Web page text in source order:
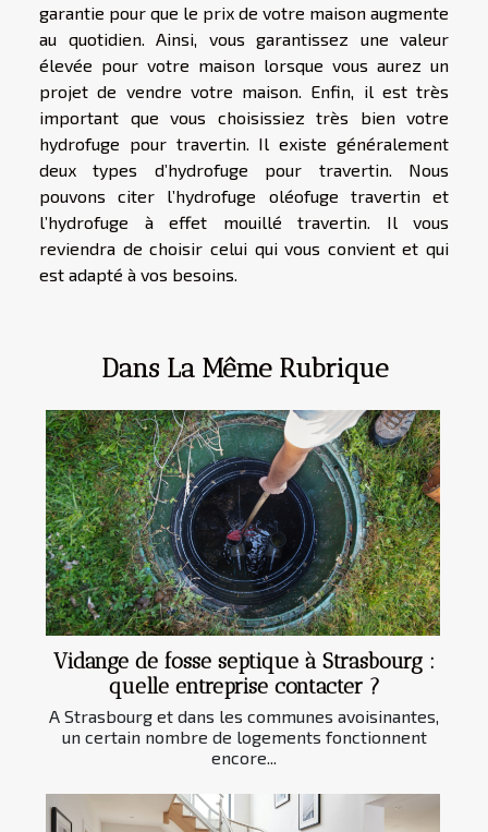
garantie pour que le prix de votre maison augmente
au quotidien. Ainsi, vous garantissez une valeur
élevée pour votre maison lorsque vous aurez un
projet de vendre votre maison. Enfin, il est très
important que vous choisissiez très bien votre
hydrofuge pour travertin. Il existe généralement
deux types d’hydrofuge pour travertin. Nous
pouvons citer l’hydrofuge oléofuge travertin et
l’hydrofuge à effet mouillé travertin. Il vous
reviendra de choisir celui qui vous convient et qui
est adapté à vos besoins.
Dans La Même Rubrique
Vidange de fosse septique à Strasbourg :
quelle entreprise contacter ?
A Strasbourg et dans les communes avoisinantes,
un certain nombre de logements fonctionnent
encore...